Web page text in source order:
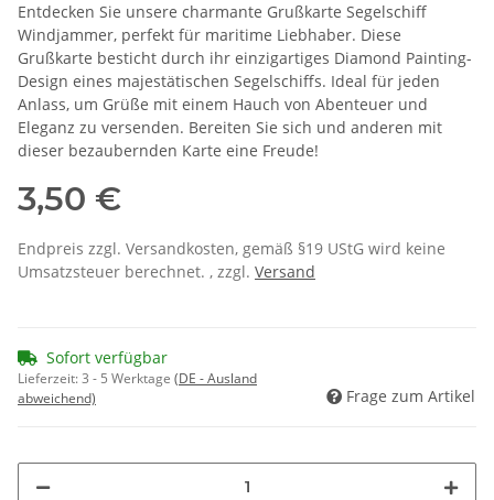
Entdecken Sie unsere charmante Grußkarte Segelschiff
Windjammer, perfekt für maritime Liebhaber. Diese
Grußkarte besticht durch ihr einzigartiges Diamond Painting-
Design eines majestätischen Segelschiffs. Ideal für jeden
Anlass, um Grüße mit einem Hauch von Abenteuer und
Eleganz zu versenden. Bereiten Sie sich und anderen mit
dieser bezaubernden Karte eine Freude!
3,50 €
Endpreis zzgl. Versandkosten, gemäß §19 UStG wird keine
Umsatzsteuer berechnet. , zzgl. Versand
Sofort verfügbar
Lieferzeit:3 - 5 Werktage (DE - Ausland
abweichend)
Frage zum Artikel